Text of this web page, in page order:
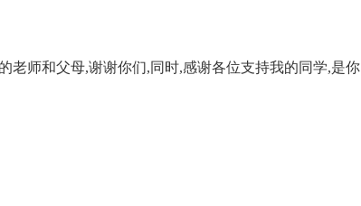
老师和父母,谢谢你们,同时,感谢各位支持我的同学,是你